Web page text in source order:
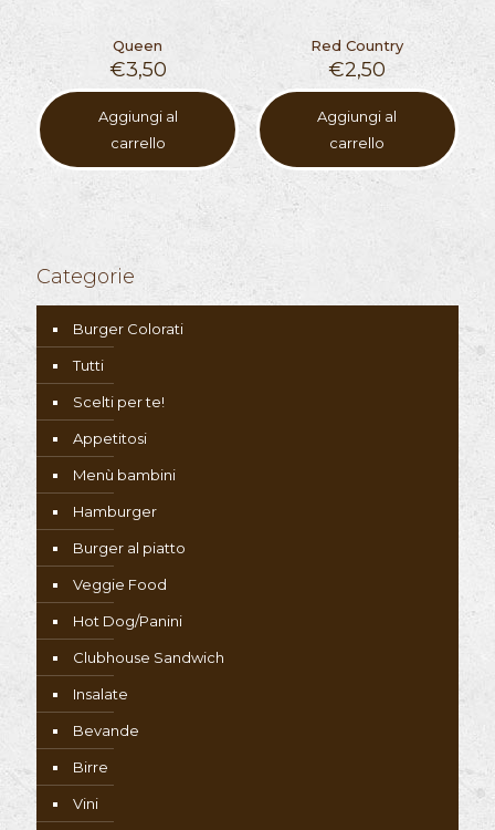
Queen
€3,50
Aggiungi al
carrello
Red Country
€2,50
Aggiungi al
carrello
Categorie
Burger Colorati
Tutti
Scelti per te!
Appetitosi
Menù bambini
Hamburger
Burger al piatto
Veggie Food
Hot Dog/Panini
Clubhouse Sandwich
Insalate
Bevande
Birre
Vini